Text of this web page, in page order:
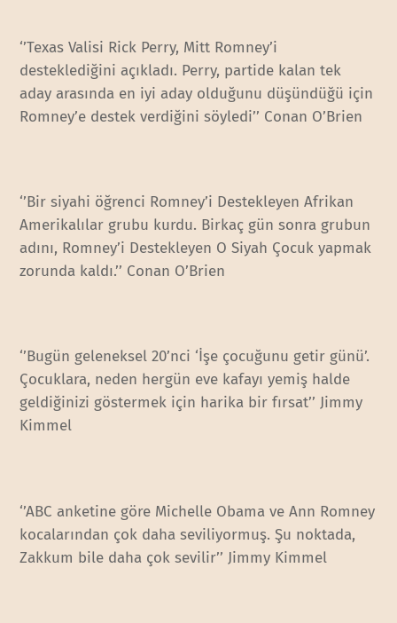
‘’Texas Valisi Rick Perry, Mitt Romney’i
desteklediğini açıkladı. Perry, partide kalan tek
aday arasında en iyi aday olduğunu düşündüğü için
Romney’e destek verdiğini söyledi’’ Conan O’Brien
‘’Bir siyahi öğrenci Romney’i Destekleyen Afrikan
Amerikalılar grubu kurdu. Birkaç gün sonra grubun
adını, Romney’i Destekleyen O Siyah Çocuk yapmak
zorunda kaldı.’’ Conan O’Brien
‘’Bugün geleneksel 20’nci ‘İşe çocuğunu getir günü’.
Çocuklara, neden hergün eve kafayı yemiş halde
geldiğinizi göstermek için harika bir fırsat’’ Jimmy
Kimmel
‘’ABC anketine göre Michelle Obama ve Ann Romney
kocalarından çok daha seviliyormuş. Şu noktada,
Zakkum bile daha çok sevilir’’ Jimmy Kimmel